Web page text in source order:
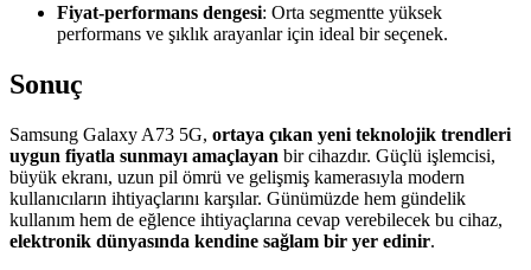
Fiyat-performans dengesi: Orta segmentte yüksek
performans ve şıklık arayanlar için ideal bir seçenek.
Sonuç
Samsung Galaxy A73 5G, ortaya çıkan yeni teknolojik trendleri
uygun fiyatla sunmayı amaçlayan bir cihazdır. Güçlü işlemcisi,
büyük ekranı, uzun pil ömrü ve gelişmiş kamerasıyla modern
kullanıcıların ihtiyaçlarını karşılar. Günümüzde hem gündelik
kullanım hem de eğlence ihtiyaçlarına cevap verebilecek bu cihaz,
elektronik dünyasında kendine sağlam bir yer edinir.